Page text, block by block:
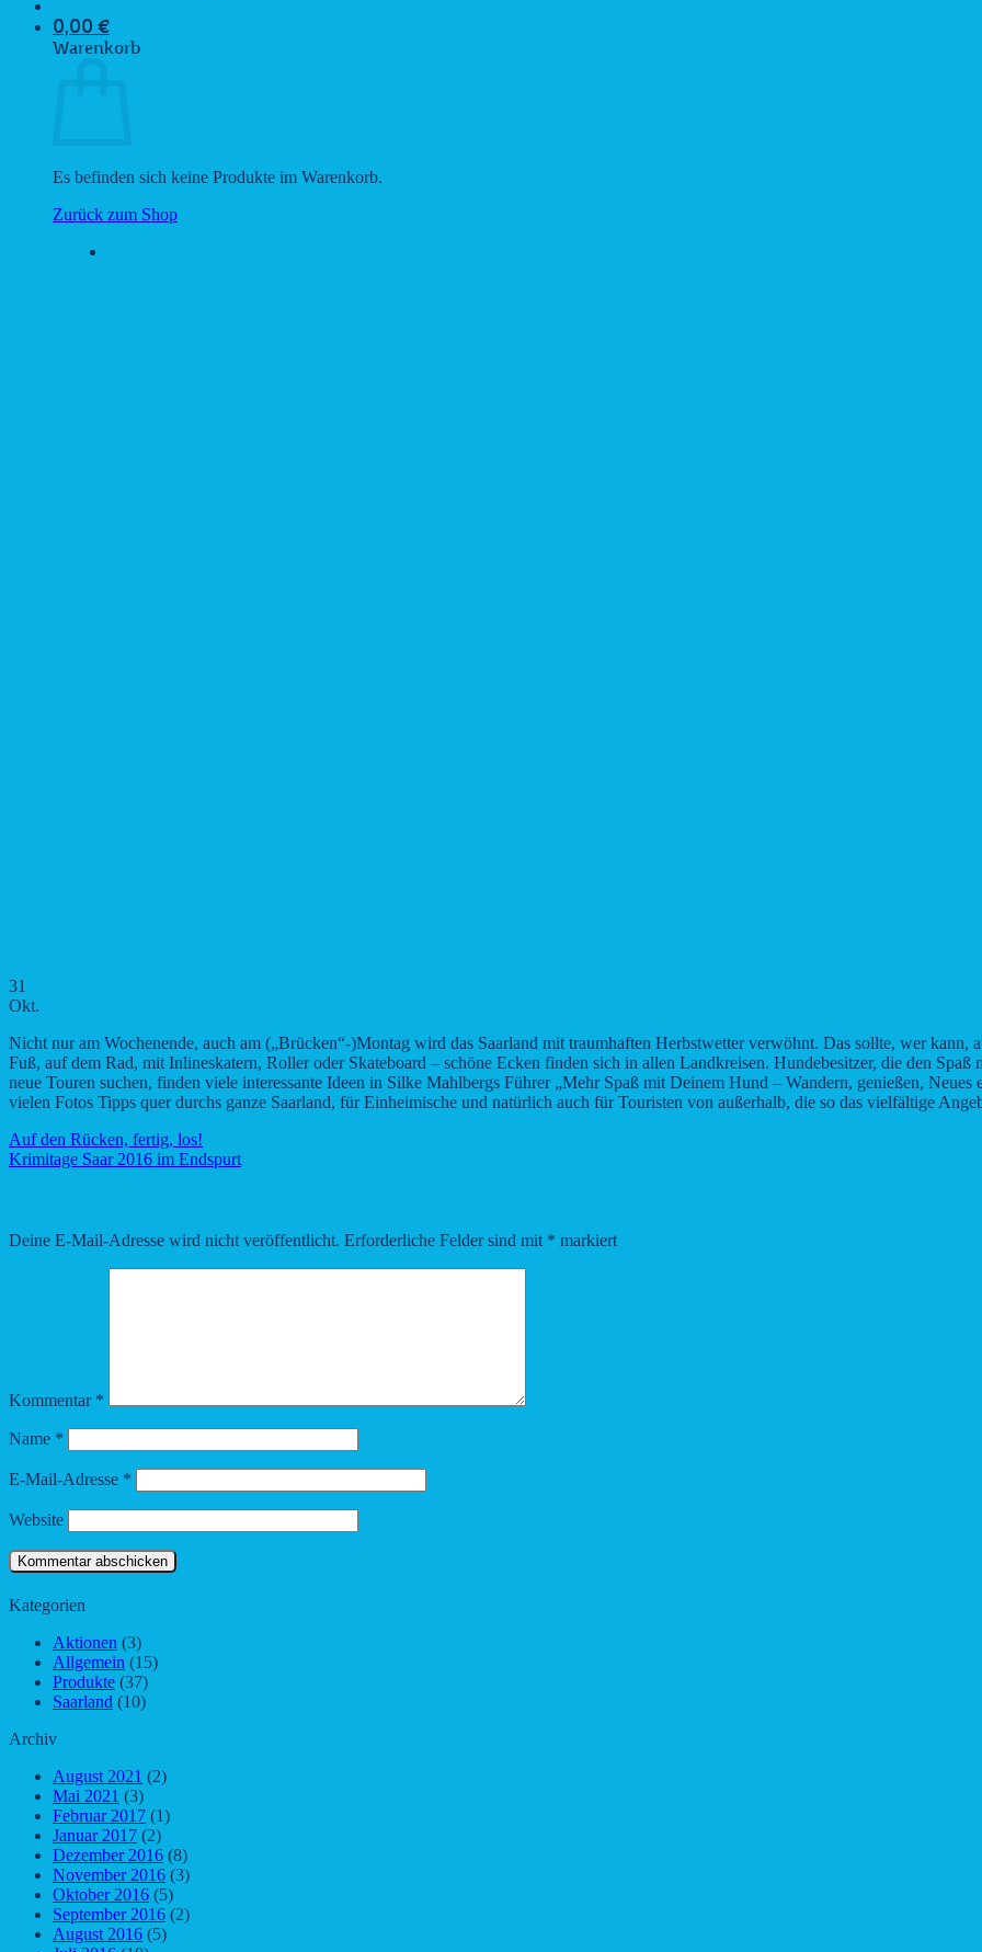
0,00 €
Warenkorb
Es befinden sich keine Produkte im Warenkorb.
Zurück zum Shop
31
Okt.
Nicht nur am Wochenende, auch am („Brücken“-)Montag wird das Saarland mit traumhaften Herbstwetter verwöhnt. Das sollte, wer
Fuß, auf dem Rad, mit Inlineskatern, Roller oder Skateboard – schöne Ecken finden sich in allen Landkreisen. Hundebesitzer, die den
neue Touren suchen, finden viele interessante Ideen in Silke Mahlbergs Führer „Mehr Spaß mit Deinem Hund – Wandern, genießen,
vielen Fotos Tipps quer durchs ganze Saarland, für Einheimische und natürlich auch für Touristen von außerhalb, die so das vielfältige
Auf den Rücken, fertig, los!
Krimitage Saar 2016 im Endspurt
Deine E-Mail-Adresse wird nicht veröffentlicht. Erforderliche Felder sind mit * markiert
Kommentar *
Name *
E-Mail-Adresse *
Website
Kategorien
Aktionen (3)
Allgemein (15)
Produkte (37)
Saarland (10)
Archiv
August 2021 (2)
Mai 2021 (3)
Februar 2017 (1)
Januar 2017 (2)
Dezember 2016 (8)
November 2016 (3)
Oktober 2016 (5)
September 2016 (2)
August 2016 (5)